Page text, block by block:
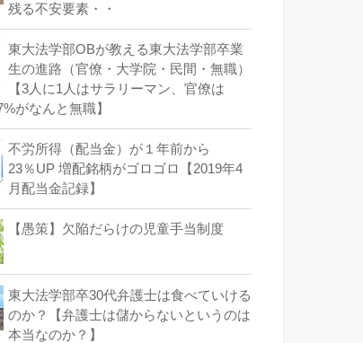
残る不安要素・・
東大法学部OBが教える東大法学部卒業
生の進路（官僚・大学院・民間・無職）
【3人に1人はサラリーマン、官僚は
がなんと無職】
不労所得（配当金）が１年前から
23％UP 増配銘柄がゴロゴロ【2019年4
月配当金記録】
【愚策】欠陥だらけの児童手当制度
東大法学部卒30代弁護士は食べていける
のか？【弁護士は儲からないというのは
本当なのか？】